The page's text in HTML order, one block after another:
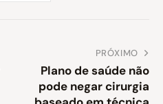
PRÓXIMO
Plano de saúde não
pode negar cirurgia